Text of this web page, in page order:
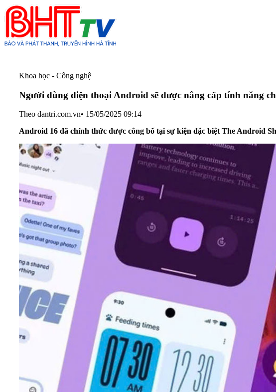
Khoa học - Công nghệ
Người dùng điện thoại Android sẽ được nâng cấp tính năng
Theo dantri.com.vn• 15/05/2025 09:14
Android 16 đã chính thức được công bố tại sự kiện đặc biệt The Android